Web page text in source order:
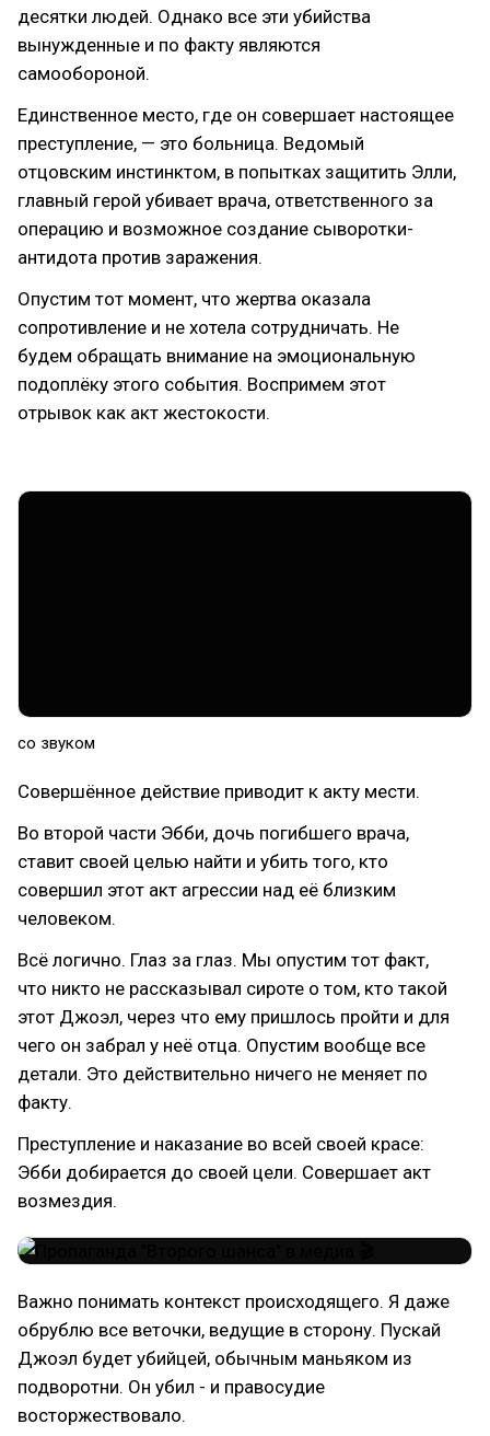
десятки людей. Однако все эти убийства
вынужденные и по факту являются
самообороной.
Единственное место, где он совершает настоящее
преступление, — это больница. Ведомый
отцовским инстинктом, в попытках защитить Элли,
главный герой убивает врача, ответственного за
операцию и возможное создание сыворотки-
антидота против заражения.
Опустим тот момент, что жертва оказала
сопротивление и не хотела сотрудничать. Не
будем обращать внимание на эмоциональную
подоплёку этого события. Воспримем этот
отрывок как акт жестокости.
со звуком
Совершённое действие приводит к акту мести.
Во второй части Эбби, дочь погибшего врача,
ставит своей целью найти и убить того, кто
совершил этот акт агрессии над её близким
человеком.
Всё логично. Глаз за глаз. Мы опустим тот факт,
что никто не рассказывал сироте о том, кто такой
этот Джоэл, через что ему пришлось пройти и для
чего он забрал у неё отца. Опустим вообще все
детали. Это действительно ничего не меняет по
факту.
Преступление и наказание во всей своей красе:
Эбби добирается до своей цели. Совершает акт
возмездия.
Важно понимать контекст происходящего. Я даже
обрублю все веточки, ведущие в сторону. Пускай
Джоэл будет убийцей, обычным маньяком из
подворотни. Он убил - и правосудие
восторжествовало.